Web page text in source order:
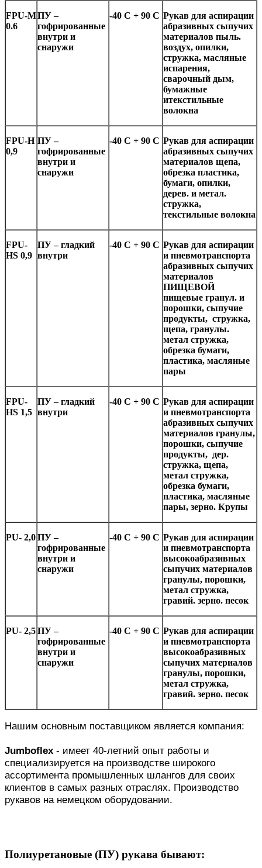
FPU-M
0.6
ПУ –
гофрированные
внутри и
снаружи
-40 C + 90 C Рукав для аспирации
абразивных сыпучих
материалов пыль.
воздух, опилки,
стружка, масляные
испарения,
сварочный дым,
бумажные
итекстильные
волокна
FPU-H
0,9
ПУ –
гофрированные
внутри и
снаружи
-40 C + 90 C Рукав для аспирации
абразивных сыпучих
материалов щепа,
обрезка пластика,
бумаги, опилки,
дерев. и метал.
стружка,
текстильные волокна
FPU-
HS 0,9
ПУ– гладкий
внутри
-40 C + 90 C Рукав для аспирации
и пневмотранспорта
абразивных сыпучих
материалов
ПИЩЕВОЙ
пищевые гранул. и
порошки, сыпучие
продукты, стружка,
щепа, гранулы.
метал стружка,
обрезка бумаги,
пластика, масляные
пары
FPU-
HS 1,5
ПУ– гладкий
внутри
-40 C + 90 C Рукав для аспирации
и пневмотранспорта
абразивных сыпучих
материалов гранулы,
порошки, сыпучие
продукты, дер.
стружка, щепа,
метал стружка,
обрезка бумаги,
пластика, масляные
пары, зерно. Крупы
PU- 2,0ПУ –
гофрированные
внутри и
снаружи
-40 C + 90 C Рукав для аспирации
и пневмотранспорта
высокоабразивных
сыпучих материалов
гранулы, порошки,
метал стружка,
гравий. зерно. песок
PU- 2,5ПУ –
гофрированные
внутри и
снаружи
-40 C + 90 C Рукав для аспирации
и пневмотранспорта
высокоабразивных
сыпучих материалов
гранулы, порошки,
метал стружка,
гравий. зерно. песок
Нашим основным поставщиком является компания:
Jumboflex - имеет 40-летний опыт работы и
специализируется на производстве широкого
ассортимента промышленных шлангов для своих
клиентов в самых разных отраслях. Производство
рукавов на немецком оборудовании.
Полиуретановые (ПУ) рукава бывают: